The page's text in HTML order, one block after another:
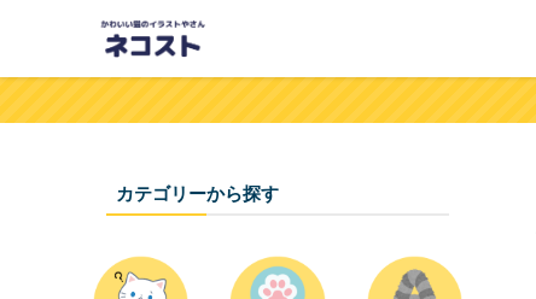
カテゴリーから探す